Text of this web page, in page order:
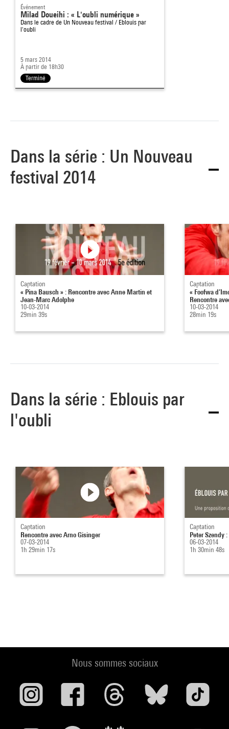
Événement
Milad Doueihi : « L'oubli numérique »
Dans le cadre de Un Nouveau festival / Eblouis par
l'oubli
5 mars 2014
À partir de 18h30
Terminé
Dans la série : Un Nouveau
festival 2014
Captation
« Pina Bausch » : Rencontre avec Anne Martin et
Jean-Marc Adolphe
10-03-2014
29min 39s
Captation
« Foofwa
Rencontre
10-03-2014
28min 19s
Dans la série : Eblouis par
l'oubli
Captation
Rencontre avec Arno Gisinger
07-03-2014
1h 29min 17s
Captation
Peter Szendy
06-03-2014
1h 30min 48s
Nous sommes sociaux